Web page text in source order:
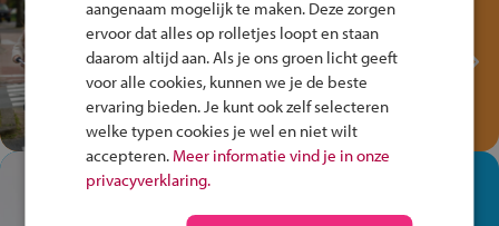
Fiets Veilig
Verkeersspel!
Speel het Fiets Veilig Verkeersspel
en win een Cortina-fiets!
In de winkel ben je op je
plek!
aangenaam mogelijk te maken. Deze zorgen
ervoor dat alles op rolletjes loopt en staan
daarom altijd aan. Als je ons groen licht geeft
voor alle cookies, kunnen we je de beste
ervaring bieden. Je kunt ook zelf selecteren
welke typen cookies je wel en niet wilt
accepteren. Meer informatie vind je in onze
privacyverklaring.